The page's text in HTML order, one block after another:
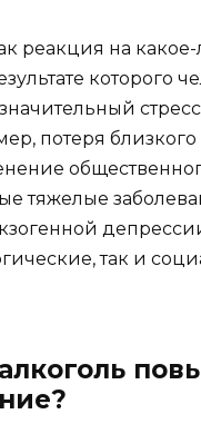
реакция на
которого
потеря близкого
тяжелые
так и